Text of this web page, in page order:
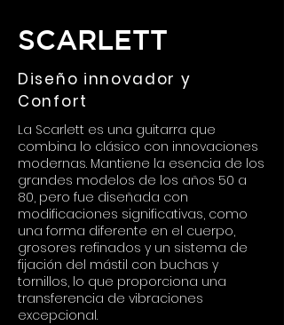
SCARLETT
Diseño innovador y
Confort
La Scarlett es una guitarra que
combina lo clásico con innovaciones
modernas. Mantiene la esencia de los
grandes modelos de los años 50 a
80, pero fue diseñada con
modificaciones significativas, como
una forma diferente en el cuerpo,
grosores refinados y un sistema de
fijación del mástil con buchas y
tornillos, lo que proporciona una
transferencia de vibraciones
excepcional.